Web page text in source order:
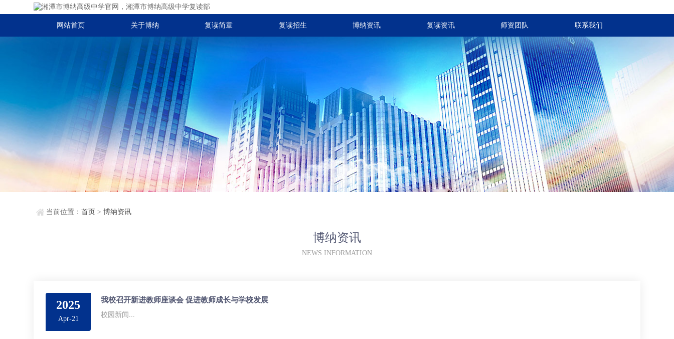
网站首页 关于博纳 复读简章 复读招生 博纳资讯 复读资讯 师资团队 联系我们
当前位置：首页 >博纳资讯
博纳资讯
NEWS INFORMATION
2025
Apr-21
我校召开新进教师座谈会 促进教师成长与学校发展
校园新闻...